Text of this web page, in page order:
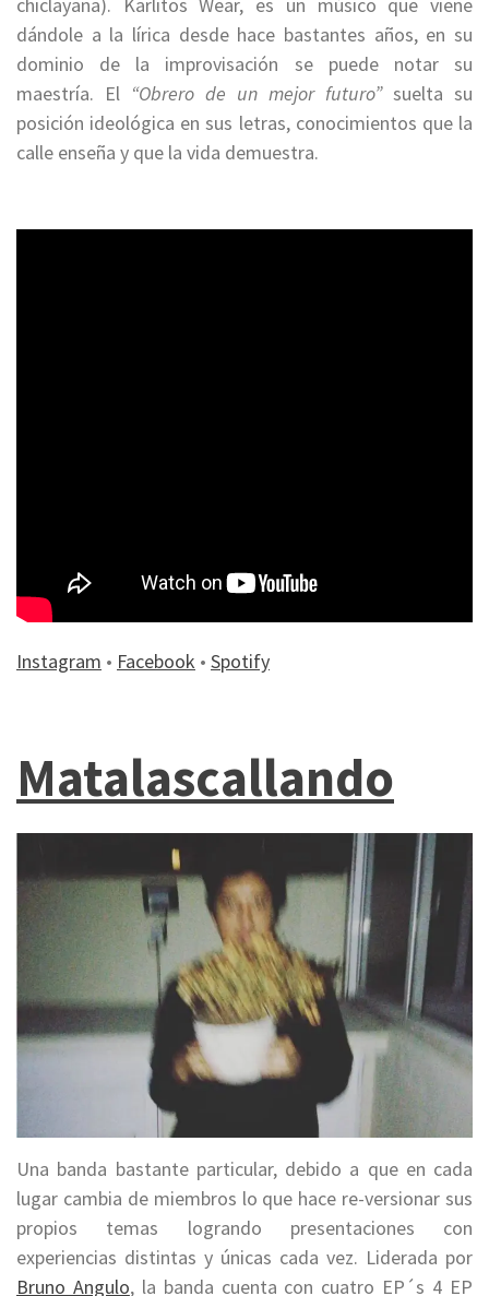
dándole a la lírica desde hace bastantes años, en su
dominio de la improvisación se puede notar su
maestría. El “Obrero de un mejor futuro”suelta su
posición ideológica en sus letras, conocimientos que la
calle enseña y que la vida demuestra.
Instagram • Facebook • Spotify
Matalascallando
Una banda bastante particular, debido a que en cada
lugar cambia de miembros lo que hace re-versionar sus
propios temas logrando presentaciones con
experiencias distintas y únicas cada vez. Liderada por
Bruno Angulo, la banda cuenta con cuatro EP´s 4 EP